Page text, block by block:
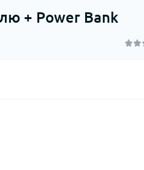
+ Power Bank